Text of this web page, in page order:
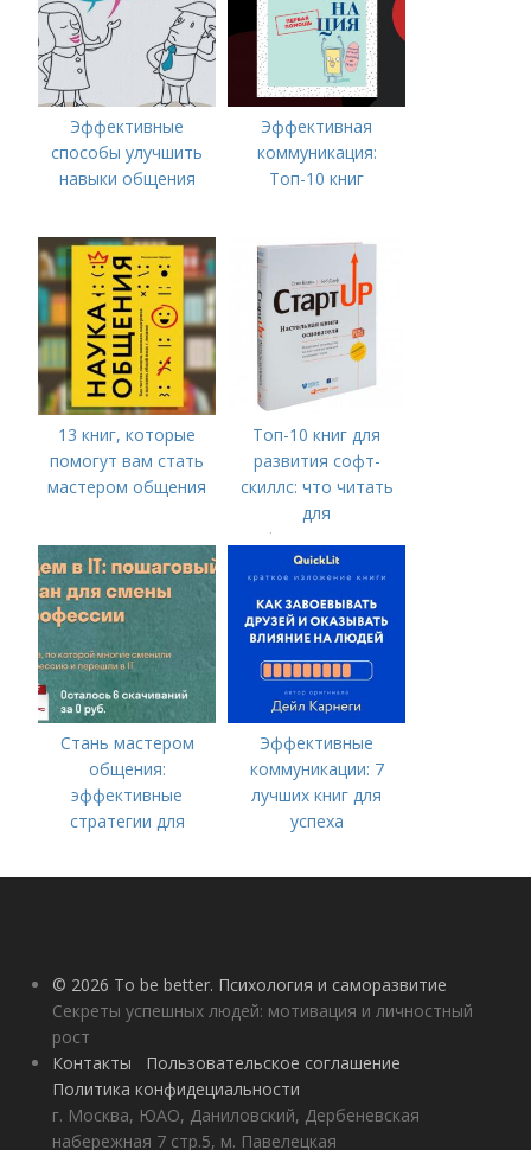
Эффективные
способы улучшить
навыки общения
Эффективная
коммуникация:
Топ-10 книг
13 книг, которые
помогут вам стать
мастером общения
Топ-10 книг для
развития софт-
скиллс: что читать
для
профессионального
роста
Стань мастером
общения:
эффективные
стратегии для
коммуникативных
Эффективные
коммуникации: 7
лучших книг для
успеха
© 2026 To be better. Психология и саморазвитие
Секреты успешных людей: мотивация и личностный
рост
Контакты
Пользовательское соглашение
Политика конфидециальности
г. Москва, ЮАО, Даниловский, Дербеневская
набережная 7 стр.5, м. Павелецкая